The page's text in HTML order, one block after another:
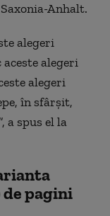
Anhalt.
alegeri
alegeri
alegeri
în sfârșit,
a spus el la
de pagini